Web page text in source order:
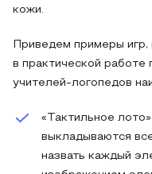
кожи.
Приведем примеры
в практической работе
учителей-логопедов
«Тактильное
выкладываются
назвать каждый